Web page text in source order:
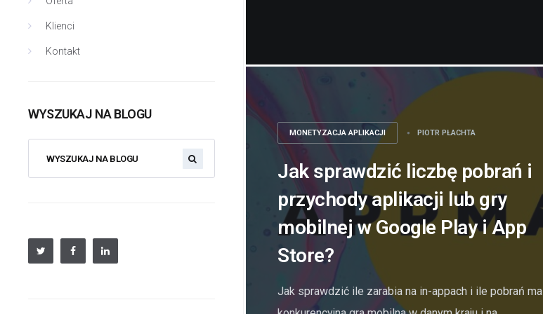
Klienci
Kontakt
WYSZUKAJ NA BLOGU
MONETYZACJA APLIKACJI PIOTR PŁACHTA
Jak sprawdzić liczbę pobrań i
przychody aplikacji lub gry
mobilnej w Google Play i App
Store?
Jak sprawdzić ile zarabia na in-appach i ile pobrań ma